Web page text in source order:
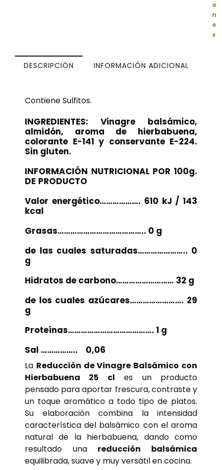
o
n
e
s
DESCRIPCIÓN INFORMACIÓN ADICIONAL
Contiene Sulfitos.
INGREDIENTES: Vinagre balsámico,
almidón, aroma de hierbabuena,
colorante E-141 y conservante E-224.
Sin gluten.
INFORMACIÓN NUTRICIONAL POR 100g.
DE PRODUCTO
Valor energético………………. 610 kJ / 143
kcal
Grasas………………………………….. 0 g
de las cuales saturadas………………….. 0
g
Hidratos de carbono……………………… 32 g
de los cuales azúcares……………………. 29
g
Proteínas…………………………………. 1 g
Sal …………….. 0,06
La Reducción de Vinagre Balsámico con
Hierbabuena 25 cl es un producto
pensado para aportar frescura, contraste y
un toque aromático a todo tipo de platos.
Su elaboración combina la intensidad
característica del balsámico con el aroma
natural de la hierbabuena, dando como
resultado una reducción balsámica
equilibrada, suave y muy versátil en cocina.